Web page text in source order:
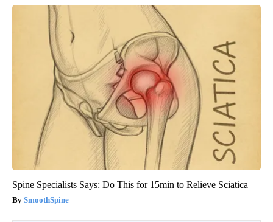
Spine Specialists Says: Do This for 15min to Relieve Sciatica
SmoothSpine